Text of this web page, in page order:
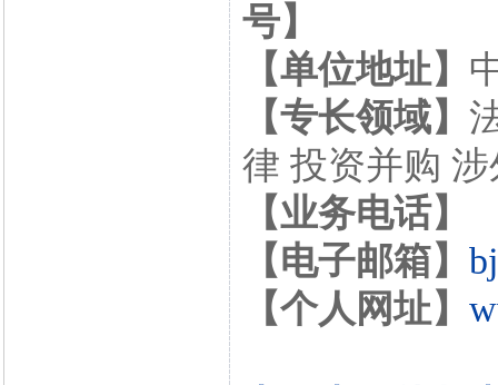
号】
【单位地址】
【专长领域】
律 投资并购
【业务电话】
【电子邮箱】
【个人网址】